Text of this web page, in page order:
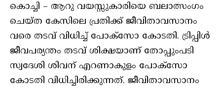
കൊച്ചി – ആറു വയസ്സുകാരിയെ ബലാത്സംഗം
ചെയ്ത കേസിലെ പ്രതിക്ക് ജീവിതാവസാനം
വരെ തടവ് വിധിച്ച് പോക്‌സോ കോടതി. ട്രിപ്പിള്‍
ജീവപര്യന്തം തടവ് ശിക്ഷയാണ് തോപ്പുംപടി
സ്വദേശി ശിവന് എറണാകുളം പോക്‌സോ
കോടതി വിധിച്ചിരിക്കുന്നത്. ജീവിതാവസാനം